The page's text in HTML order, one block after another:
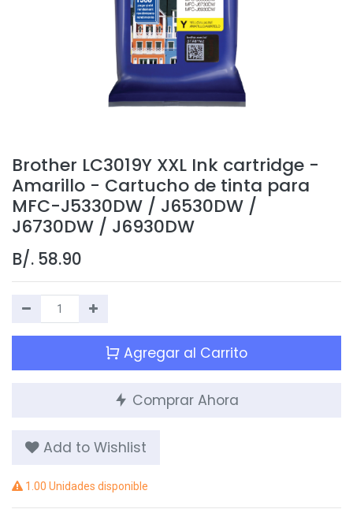
Brother LC3019Y XXL Ink cartridge -
Amarillo - Cartucho de tinta para
MFC-J5330DW / J6530DW /
J6730DW / J6930DW
B/. 58.90
Agregar al Carrito
Comprar Ahora
Add to Wishlist
1.00 Unidades disponible